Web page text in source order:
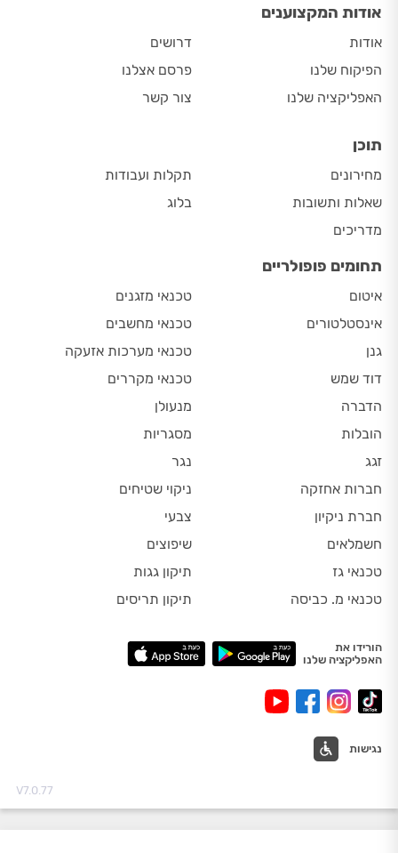
אודות המקצוענים
אודות
הפיקוח שלנו
האפליקציה שלנו
דרושים
פרסם אצלנו
צור קשר
תוכן
מחירונים
שאלות ותשובות
מדריכים
תקלות ועבודות
בלוג
תחומים פופולריים
איטום
אינסטלטורים
גנן
דוד שמש
הדברה
הובלות
זגג
חברות אחזקה
חברת ניקיון
חשמלאים
טכנאי גז
טכנאי מ. כביסה
טכנאי מזגנים
טכנאי מחשבים
טכנאי מערכות אזעקה
טכנאי מקררים
מנעולן
מסגריות
נגר
ניקוי שטיחים
צבעי
שיפוצים
תיקון גגות
תיקון תריסים
הורידו את
האפליקציה שלנו
נגישות
V7.0.77